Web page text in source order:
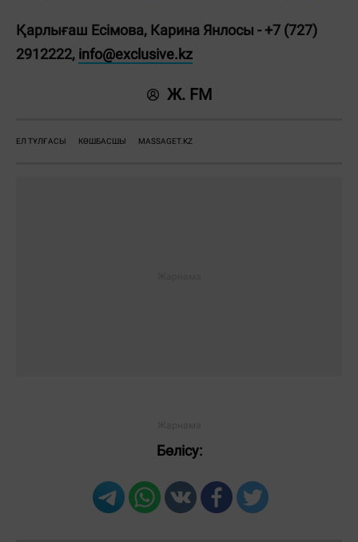
Қарлығаш Есімова, Карина Янлосы - +7 (727)
2912222, info@exclusive.kz
Ж. FM
ЕЛ ТҰЛҒАСЫ КӨШБАСШЫ MASSAGET.KZ
Бөлісу: